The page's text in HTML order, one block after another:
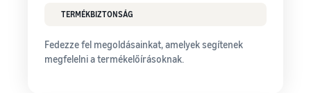
TERMÉKBIZTONSÁG
Fedezze fel megoldásainkat, amelyek segítenek
megfelelni a termékelőírásoknak.